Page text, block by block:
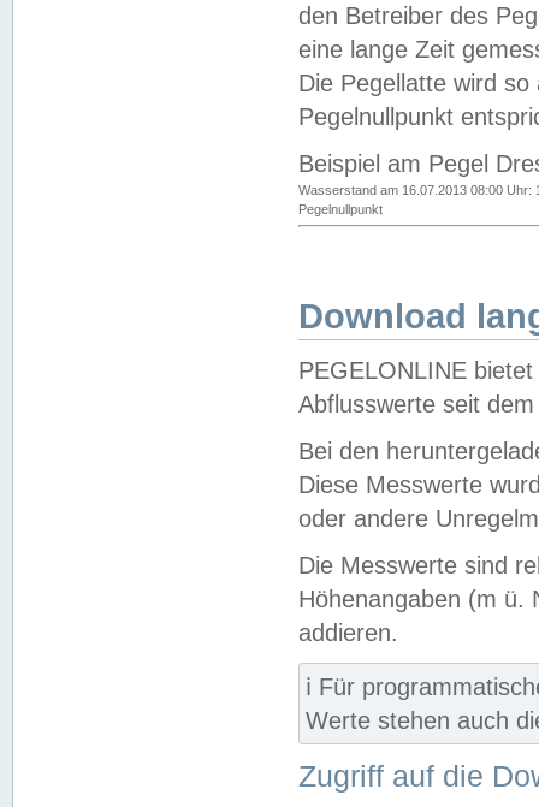
den Betreiber des
eine lange Zeit
Die Pegellatte wird
Pegelnullpunkt
Beispiel am Pegel
Wasserstand am 16.07.2013 08:00 Uhr:
Pegelnullpunkt
Download
PEGELONLINE
Abflusswerte seit
Bei den
Diese Messwerte
oder andere
Die Messwerte sind
Höhenangaben (m ü.
addieren.
ℹ️ Für
Werte stehen auch
Zugriff auf die